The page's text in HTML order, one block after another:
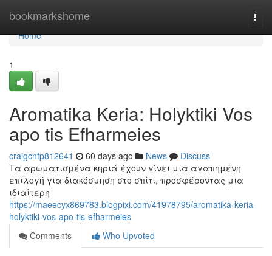
bookmarkshome
Home
Home
1
Aromatika Keria: Holyktiki Vos
apo tis Efharmeies
craigcnfp812641 60 days ago News
Discuss
Τα αρωματισμένα κηριά έχουν γίνει μια αγαπημένη
επιλογή για διακόσμηση στο σπίτι, προσφέροντας μια
ιδιαίτερη
https://maeecyx869783.blogpixi.com/41978795/aromatika-keria-
holyktiki-vos-apo-tis-efharmeies
Comments
Who Upvoted